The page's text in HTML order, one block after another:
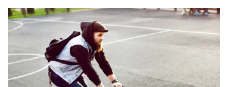
Kauno policija aiškinasi, kas apiplėšė žmogų
2026-07-22
Šaltinis: Vilniaus apskr. VPK